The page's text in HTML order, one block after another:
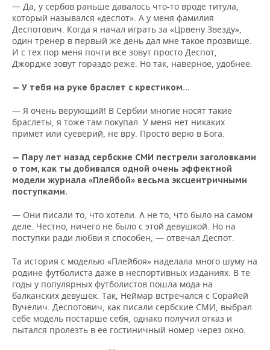
— Да, у сербов раньше давалось что-то вроде титула,
который назывался «деспот». А у меня фамилия
Деспотович. Когда я начал играть за «Црвену Звезду»,
один тренер в первый же день дал мне такое прозвище.
И с тех пор меня почти все зовут просто Деспот,
Джордже зовут гораздо реже. Но так, наверное, удобнее.
— У тебя на руке браслет с крестиком...
— Я очень верующий! В Сербии многие носят такие
браслеты, я тоже там покупал. У меня нет никаких
примет или суеверий, не вру. Просто верю в Бога.
— Пару лет назад сербские СМИ пестрели заголовками
о том, как ты добивался одной очень эффектной
модели журнала «Плейбой» весьма эксцентричными
поступками.
— Они писали то, что хотели. А не то, что было на самом
деле. Честно, ничего не было с этой девушкой. Но на
поступки ради любви я способен, — отвечал Деспот.
Та история с моделью «Плейбоя» наделала много шуму на
родине футболиста даже в неспортивных изданиях. В те
годы у популярных футболистов пошла мода на
балканских девушек. Так, Неймар встречался с Сорайей
Вучелич. Деспотович, как писали сербские СМИ, выбрал
себе модель постарше себя, однако получил отказ и
пытался пролезть в ее гостиничный номер через окно.